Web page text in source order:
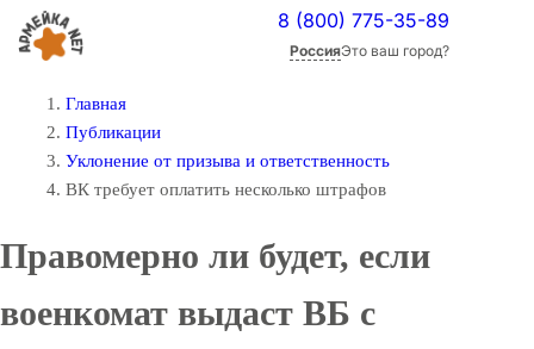
8 (800) 775-35-89
РоссияЭто ваш город?
Главная
Публикации
Уклонение от призыва и ответственность
ВК требует оплатить несколько штрафов
Правомерно ли будет, если
военкомат выдаст ВБ с